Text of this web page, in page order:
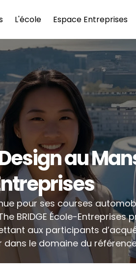
L'école Espace Entreprises
au
pour ses courses
aux participants
le domaine du